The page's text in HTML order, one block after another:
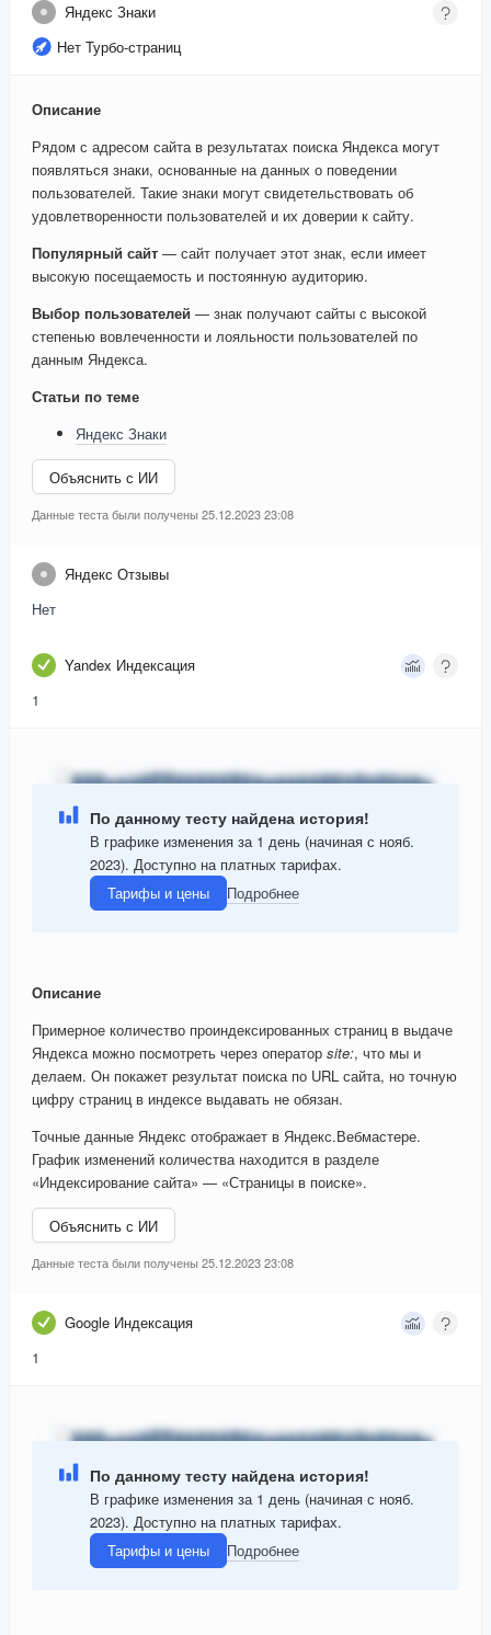
Яндекс Знаки
Нет Турбо-страниц
Описание
Рядом с адресом сайта в результатах поиска Яндекса могут
появляться знаки, основанные на данных о поведении
пользователей. Такие знаки могут свидетельствовать об
удовлетворенности пользователей и их доверии к сайту.
Популярный сайт — сайт получает этот знак, если имеет
высокую посещаемость и постоянную аудиторию.
Выбор пользователей — знак получают сайты с высокой
степенью вовлеченности и лояльности пользователей по
данным Яндекса.
Статьи по теме
Яндекс Знаки
Объяснить с ИИ
Данные теста были получены 25.12.2023 23:08
Яндекс Отзывы
Нет
Yandex Индексация
1
По данному тесту найдена история!
В графике изменения за 1 день (начиная с нояб.
2023). Доступно на платных тарифах.
Тарифы и цены
Подробнее
Описание
Примерное количество проиндексированных страниц в выдаче
Яндекса можно посмотреть через оператор site:, что мы и
делаем. Он покажет результат поиска по URL сайта, но точную
цифру страниц в индексе выдавать не обязан.
Точные данные Яндекс отображает в Яндекс.Вебмастере.
График изменений количества находится в разделе
«Индексирование сайта» — «Страницы в поиске».
Объяснить с ИИ
Данные теста были получены 25.12.2023 23:08
Google Индексация
1
По данному тесту найдена история!
В графике изменения за 1 день (начиная с нояб.
2023). Доступно на платных тарифах.
Тарифы и цены
Подробнее